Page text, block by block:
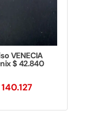
VENECIA
$ 42.840
140.127